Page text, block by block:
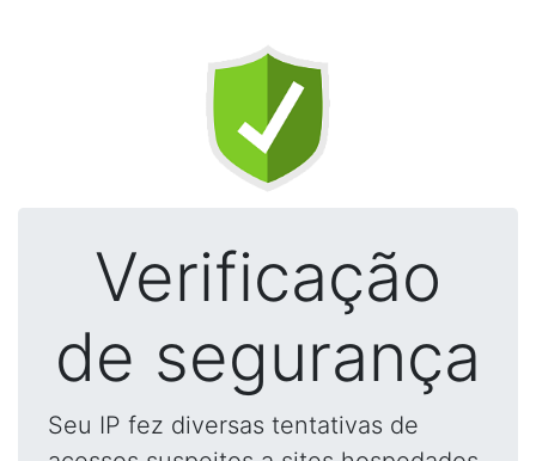
Verificação
de segurança
Seu IP fez diversas tentativas de